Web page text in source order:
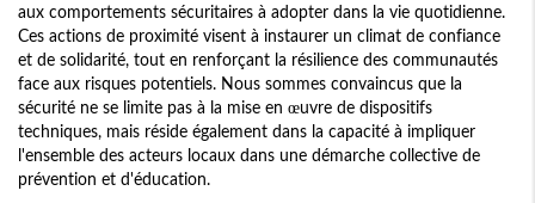
aux comportements sécuritaires à adopter dans la vie quotidienne.
Ces actions de proximité visent à instaurer un climat de confiance
et de solidarité, tout en renforçant la résilience des communautés
face aux risques potentiels. Nous sommes convaincus que la
sécurité ne se limite pas à la mise en œuvre de dispositifs
techniques, mais réside également dans la capacité à impliquer
l'ensemble des acteurs locaux dans une démarche collective de
prévention et d'éducation.